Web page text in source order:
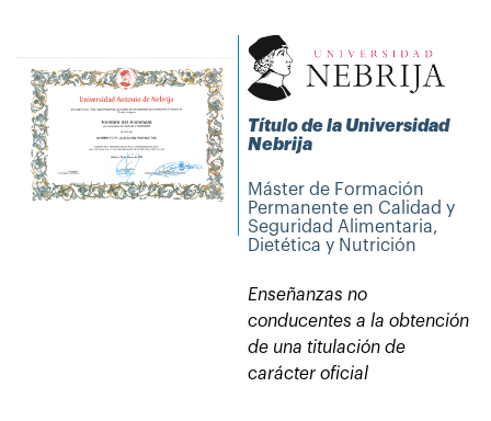
Título de la Universidad
Nebrija
Máster de Formación
Permanente en Calidad y
Seguridad Alimentaria,
Dietética y Nutrición
Enseñanzas no
conducentes a la obtención
de una titulación de
carácter oficial